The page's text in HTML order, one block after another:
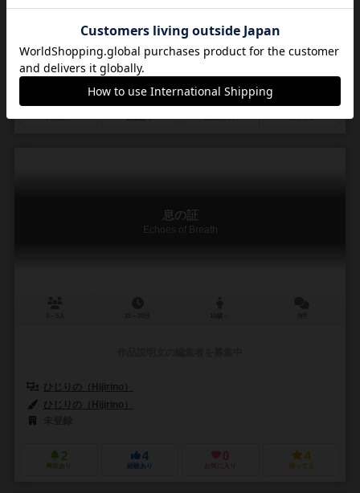
ートカード」を使ってコーギーを前進させ...
ひのじ（Hinoji）
ひのじ（Hinoji）
まのじ（Manoji）
てねずっとGames（Tenezut Games）
0 0 0 0
息の証
Echoes of Breath
ひじりの（Hijirino）
ひじりの（Hijirino）
2
興味あり
4
経験あり
0
お気に入り
4
持ってる